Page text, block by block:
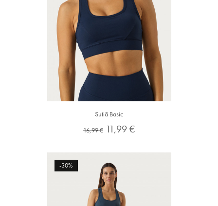
Sutiã Basic
Preço
16,99 € Preço
11,99 €
-30%